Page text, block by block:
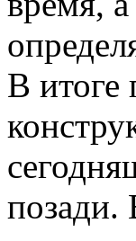
В итоге
позади.